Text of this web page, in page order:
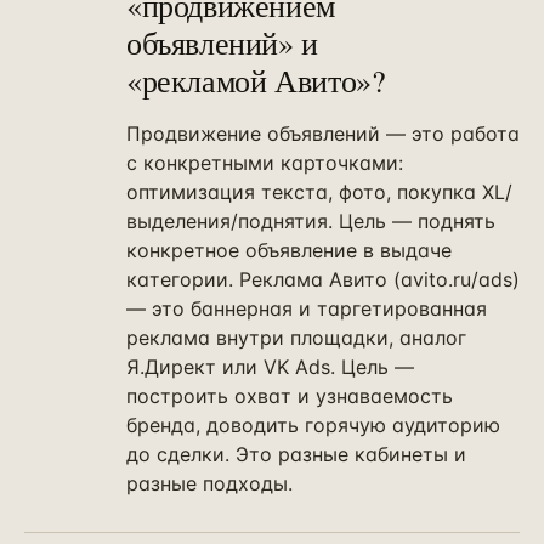
объявлений» и
«рекламой Авито»?
Продвижение объявлений — это работа
с конкретными карточками:
оптимизация текста, фото, покупка XL/
выделения/поднятия. Цель — поднять
конкретное объявление в выдаче
категории. Реклама Авито (avito.ru/ads)
— это баннерная и таргетированная
реклама внутри площадки, аналог
Я.Директ или VK Ads. Цель —
построить охват и узнаваемость
бренда, доводить горячую аудиторию
до сделки. Это разные кабинеты и
разные подходы.